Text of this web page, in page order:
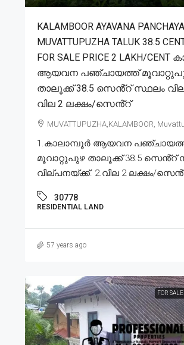
KALAMBOOR AYAVANA
MUVATTUPUZHA TALUK 38.5
FOR SALE PRICE 2 LAKH/CENT
ആയവന പഞ്ചായത്ത്
താലൂക്ക് 38.5 സെൻ്റ് സ്ഥലം
വില 2 ലക്ഷം/സെൻ്റ്
MUVATTUPUZHA,KALAMBOOR,
1.കാലാമ്പൂർ ആയവന
മൂവാറ്റുപുഴ താലൂക്ക് 38.5 സെൻ്റ്
വില്പനയ്ക്ക്. 2.വില 2 ലക്ഷം/
30778
RESIDENTIAL LAND
57 years ago
FOR SALE